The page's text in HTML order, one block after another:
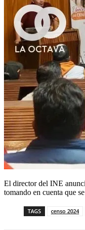
El director del INE
tomando en cuenta que
TAGS censo 2024